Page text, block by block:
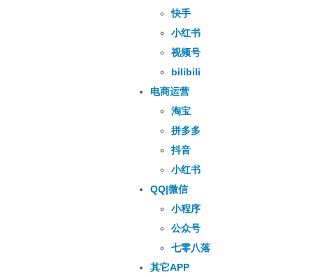
快手
小红书
视频号
bilibili
电商运营
淘宝
拼多多
抖音
小红书
QQ|微信
小程序
公众号
七零八落
其它APP